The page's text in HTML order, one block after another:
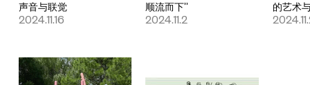
声音与联觉
2024.11.16
顺流而下”
2024.11.2
的艺术